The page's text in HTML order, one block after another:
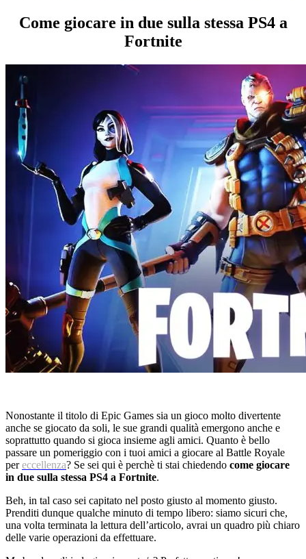
Come giocare in due sulla stessa PS4 a
Fortnite
Nonostante il titolo di Epic Games sia un gioco molto divertente
anche se giocato da soli, le sue grandi qualità emergono anche e
soprattutto quando si gioca insieme agli amici. Quanto è bello
passare un pomeriggio con i tuoi amici a giocare al Battle Royale
pereccellenza? Se sei qui è perchè ti stai chiedendo come giocare
in due sulla stessa PS4 a Fortnite.
Beh, in tal caso sei capitato nel posto giusto al momento giusto.
Prenditi dunque qualche minuto di tempo libero: siamo sicuri che,
una volta terminata la lettura dell’articolo, avrai un quadro più chiaro
delle varie operazioni da effettuare.